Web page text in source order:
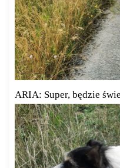
ARIA: Super, będzie